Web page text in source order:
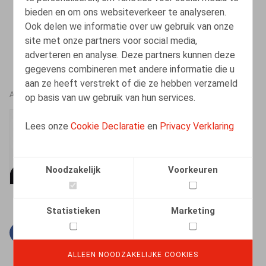
bieden en om ons websiteverkeer te analyseren.
Ook delen we informatie over uw gebruik van onze
site met onze partners voor social media,
adverteren en analyse. Deze partners kunnen deze
gegevens combineren met andere informatie die u
aan ze heeft verstrekt of die ze hebben verzameld
op basis van uw gebruik van hun services.
Lees onzeCookie Declaratie en Privacy Verklaring
Noodzakelijk Voorkeuren
Statistieken Marketing
ALLEEN NOODZAKELIJKE COOKIES
AUTEURS
Mélanie Henrion
Facebook
TwitterLinkedin